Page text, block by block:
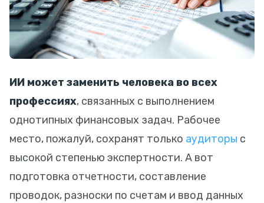
ИИ может заменить человека во всех
профессиях, связанных с выполнением
однотипных финансовых задач. Рабочее
место, пожалуй, сохранят только аудиторы с
высокой степенью экспертности. А вот
подготовка отчетности, составление
проводок, разноски по счетам и ввод данных